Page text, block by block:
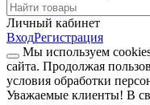
Личный кабинет
ВходРегистрация
Мы используем
сайта. Продолжая
условия обработки
Уважаемые клиенты! В